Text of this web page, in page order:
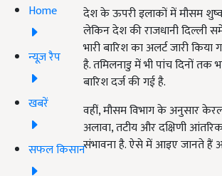
Home
न्यूज़ रैप
खबरें
सफल किसान
देश के ऊपरी इलाकों में मौसम
लेकिन देश की राजधानी दिल्ली
भारी बारिश का अलर्ट जारी
है. तमिलनाडु में भी पांच दिनों तक
बारिश दर्ज की गई है.
वहीं, मौसम विभाग के अनुसार
अलावा, तटीय और दक्षिणी
संभावना है. ऐसे में आइए जानते हैं